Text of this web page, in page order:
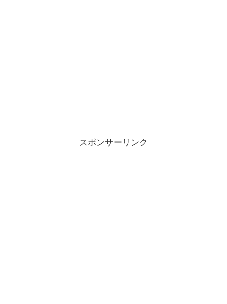
スポンサーリンク